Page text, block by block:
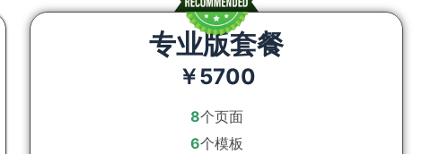
专业版套餐
￥5700
8个页面
6个模板